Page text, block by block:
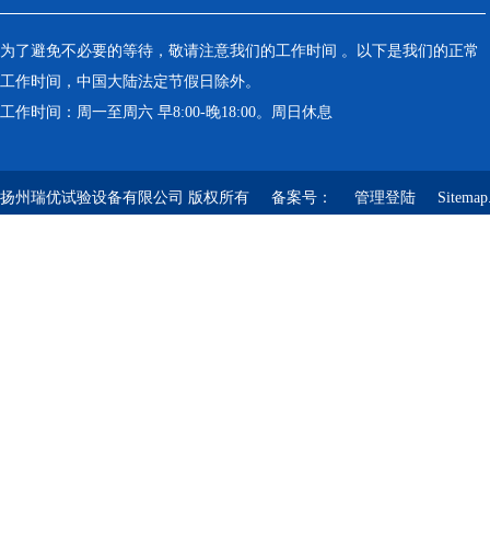
为了避免不必要的等待，敬请注意我们的工作时间 。以下是我们的正常
工作时间，中国大陆法定节假日除外。
工作时间：周一至周六 早8:00-晚18:00。周日休息
扬州瑞优试验设备有限公司 版权所有 备案号： 管理登陆